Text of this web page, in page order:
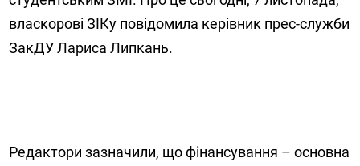
власкорові ЗІКу повідомила керівник прес-служби
ЗакДУ Лариса Липкань.
Редактори зазначили, що фінансування – основна